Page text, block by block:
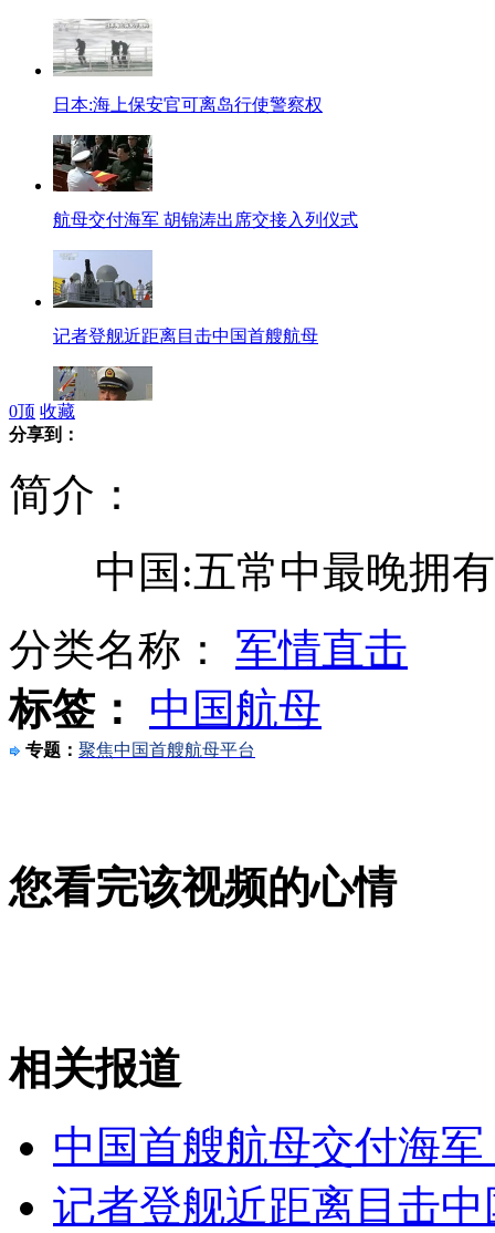
日本:海上保安官可离岛行使警察权
航母交付海军 胡锦涛出席交接入列仪式
记者登舰近距离目击中国首艘航母
小学班级搞创新 59人59个班干部
山西运城恶犬咬伤多人 警民合力深夜将其击毙
0顶 收藏
分享到：
简介：
中国:五常中最晚拥有
分类名称： 军情直击
标签：
中国航母
专题： 聚焦中国首艘航母平台
您看完该视频的心情
相关报道
中国首艘航母交付海
记者登舰近距离目击